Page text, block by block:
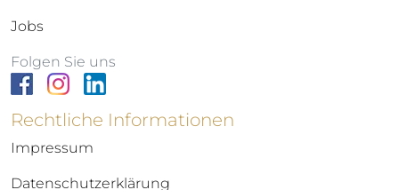
Jobs
Folgen Sie uns
Rechtliche Informationen
Impressum
Datenschutzerklärung